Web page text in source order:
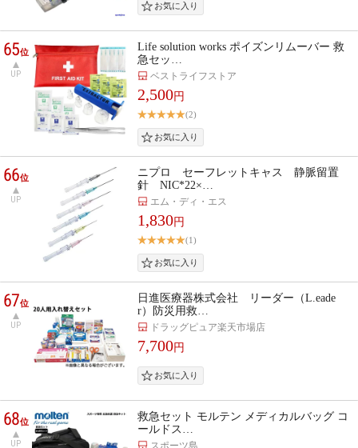
65位
UP
Life solution works ポイズンリムーバー 救
急セッ…
ベストライフストア
2,500円
(2)
66位
UP
ニプロ セーフレットキャス 静脈留置
針 NIC*22×…
エム・ディ・エス
1,830円
(1)
67位
UP
日進医療器株式会社 リーダー（L.eade
r）防災用救…
ドラッグピュア楽天市場店
7,700円
68位
UP
救急セット モルテン メディカルバッグ コ
ールドス…
スポーツ島